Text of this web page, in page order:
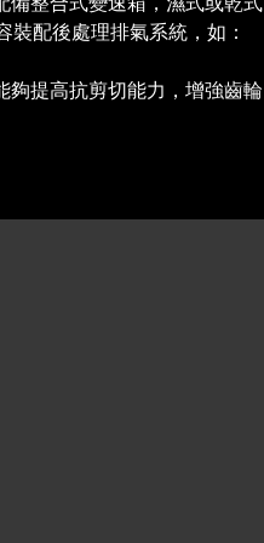
備整合式變速箱，濕式或乾式
配後處理排氣系統，如：
夠提高抗剪切能力，增強齒輪